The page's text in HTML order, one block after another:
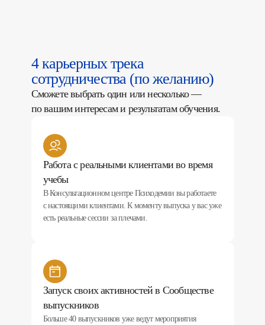
4 карьерных трека
сотрудничества (по желанию)
Сможете выбрать один или несколько —
по вашим интересам и результатам обучения.
Работа с реальными клиентами во время
учебы
В Консультационном центре Психодемии вы работаете
с настоящими клиентами. К моменту выпуска у вас уже
есть реальные сессии за плечами.
Запуск своих активностей в Сообществе
выпускников
Больше 40 выпускников уже ведут мероприятия